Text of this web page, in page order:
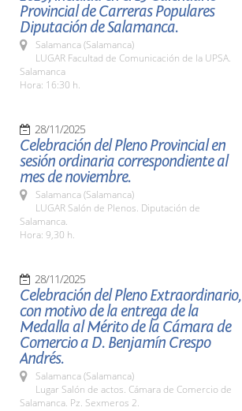
Provincial de Carreras Populares
Diputación de Salamanca.
Salamanca (Salamanca)
LUGAR Facultad de Comunicación de la UPSA.
Salamanca
Hora: 16:30 h.
28/11/2025
Celebración del Pleno Provincial en
sesión ordinaria correspondiente al
mes de noviembre.
Salamanca (Salamanca)
LUGAR Salón de Plenos. Diputación de
Salamanca.
Hora: 9,30 h.
28/11/2025
Celebración del Pleno Extraordinario,
con motivo de la entrega de la
Medalla al Mérito de la Cámara de
Comercio a D. Benjamín Crespo
Andrés.
Salamanca (Salamanca)
Lugar Salón de actos. Cámara de Comercio de
Salamanca. Pz. Sexmeros 2.